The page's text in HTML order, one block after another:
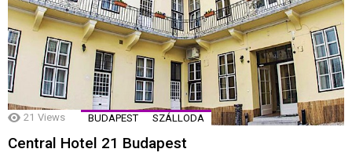
21 Views BUDAPEST SZÁLLODA
Central Hotel 21 Budapest